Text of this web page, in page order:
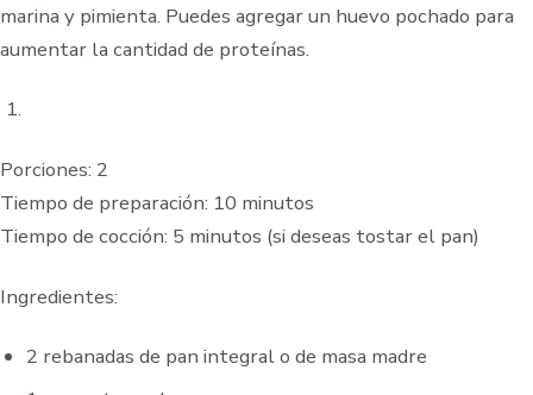
marina y pimienta. Puedes agregar un huevo pochado para
aumentar la cantidad de proteínas.
Porciones: 2
Tiempo de preparación: 10 minutos
Tiempo de cocción: 5 minutos (si deseas tostar el pan)
Ingredientes:
2 rebanadas de pan integral o de masa madre